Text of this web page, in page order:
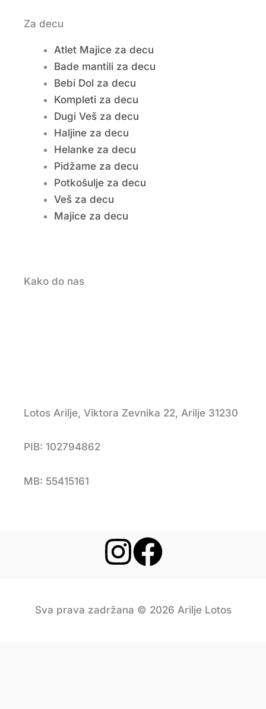
Za decu
Atlet Majice za decu
Bade mantili za decu
Bebi Dol za decu
Kompleti za decu
Dugi Veš za decu
Haljine za decu
Helanke za decu
Pidžame za decu
Potkošulje za decu
Veš za decu
Majice za decu
Kako do nas
Lotos Arilje, Viktora Zevnika 22, Arilje 31230
PIB: 102794862
MB: 55415161
Sva prava zadržana © 2026 Arilje Lotos